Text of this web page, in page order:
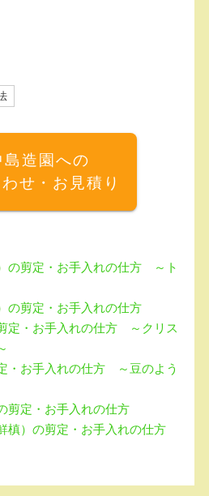
島造園への
せ・お見積り
の剪定・お手入れの仕方 ～ト
の剪定・お手入れの仕方
定・お手入れの仕方 ～クリス
・お手入れの仕方 ～豆のよう
剪定・お手入れの仕方
槙）の剪定・お手入れの仕方